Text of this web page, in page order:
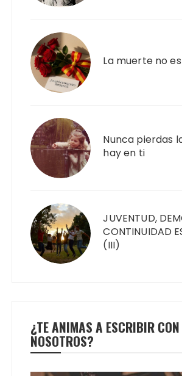
La muerte no
Nunca pierdas
hay en ti
JUVENTUD,
CONTINUIDAD
(III)
¿TE ANIMAS A ESCRIBIR CON
NOSOTROS?